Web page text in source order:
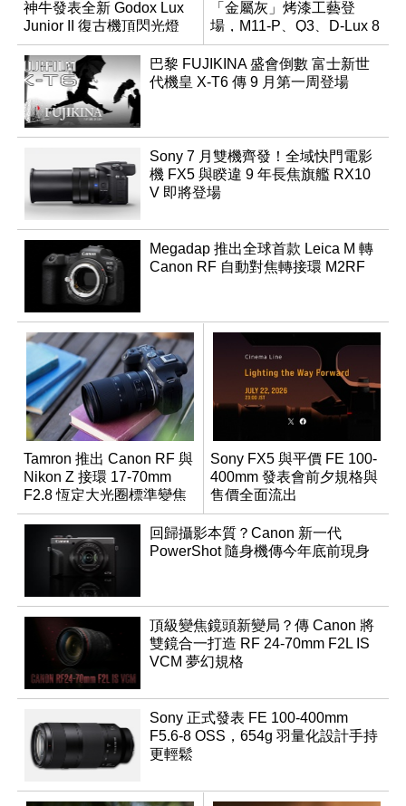
神牛發表全新 Godox Lux
Junior II 復古機頂閃光燈
「金屬灰」烤漆工藝登
場，M11-P、Q3、D-Lux 8
領銜換裝
巴黎 FUJIKINA 盛會倒數 富士新世
代機皇 X-T6 傳 9 月第一周登場
Sony 7 月雙機齊發！全域快門電影
機 FX5 與睽違 9 年長焦旗艦 RX10
V 即將登場
Megadap 推出全球首款 Leica M 轉
Canon RF 自動對焦轉接環 M2RF
Tamron 推出 Canon RF 與
Nikon Z 接環 17-70mm
F2.8 恆定大光圈標準變焦
鏡
Sony FX5 與平價 FE 100-
400mm 發表會前夕規格與
售價全面流出
回歸攝影本質？Canon 新一代
PowerShot 隨身機傳今年底前現身
頂級變焦鏡頭新變局？傳 Canon 將
雙鏡合一打造 RF 24-70mm F2L IS
VCM 夢幻規格
Sony 正式發表 FE 100-400mm
F5.6-8 OSS，654g 羽量化設計手持
更輕鬆